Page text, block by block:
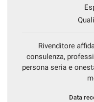
Rivenditore
consulenza,
persona seria e
Data